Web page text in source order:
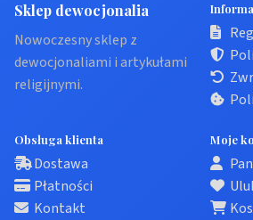
Sklep dewocjonalia
Nowoczesny sklep z
dewocjonaliami i artykułami
religijnymi.
Obsługa klienta
Dostawa
Płatności
Kontakt
Moje